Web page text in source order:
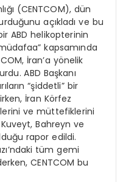
(CENTCOM), dün
açıkladı ve bu
ABD helikopterinin
kapsamında
İran’a yönelik
ABD Başkanı
“şiddetli” bir
İran Körfez
ve müttefiklerini
Bahreyn ve
rapor edildi.
tüm gemi
CENTCOM bu